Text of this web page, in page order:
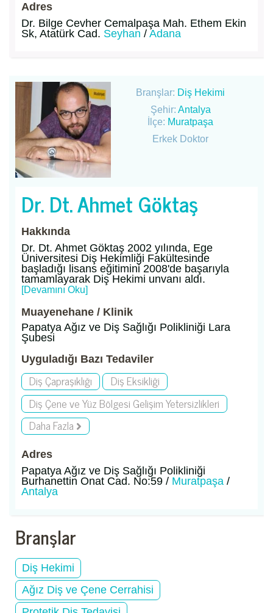
Adres
Dr. Bilge Cevher Cemalpaşa Mah. Ethem Ekin
Sk, Atatürk Cad. Seyhan / Adana
Branşlar: Diş Hekimi
Şehir: Antalya
İlçe: Muratpaşa
Erkek Doktor
Dr. Dt. Ahmet Göktaş
Hakkında
Dr. Dt. Ahmet Göktaş 2002 yılında, Ege
Üniversitesi Diş Hekimliği Fakültesinde
başladığı lisans eğitimini 2008'de başarıyla
tamamlayarak Diş Hekimi unvanı aldı.
[Devamını Oku]
Muayenehane / Klinik
Papatya Ağız ve Diş Sağlığı Polikliniği Lara
Şubesi
Uyguladığı Bazı Tedaviler
Diş Çapraşıklığı
Diş Eksikliği
Diş Çene ve Yüz Bölgesi Gelişim Yetersizlikleri
Daha Fazla
Adres
Papatya Ağız ve Diş Sağlığı Polikliniği
Burhanettin Onat Cad. No:59 / Muratpaşa /
Antalya
Branşlar
Diş Hekimi
Ağız Diş ve Çene Cerrahisi